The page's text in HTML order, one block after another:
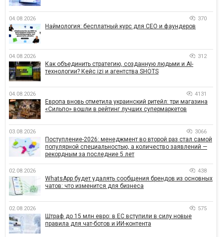
04.08.2026 370
Наймология: бесплатный курс для CEO и фаундеров
04.08.2026 312
Как объединить стратегию, созданную людьми и AI-
технологии? Кейс izi и агентства SHOTS
04.08.2026 4131
Европа вновь отметила украинский ритейл: три магазина
«Сильпо» вошли в рейтинг лучших супермаркетов
03.08.2026 3066
Поступление-2026: менеджмент во второй раз стал самой
популярной специальностью, а количество заявлений —
рекордным за последние 5 лет
02.08.2026 438
WhatsApp будет удалять сообщения брендов из основных
чатов: что изменится для бизнеса
02.08.2026 575
Штраф до 15 млн евро: в ЕС вступили в силу новые
правила для чат-ботов и ИИ-контента